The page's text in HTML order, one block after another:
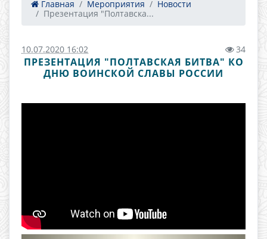
Главная Мероприятия
Новости
Презентация "Полтавска...
10.07.2020 16:02 34
ПРЕЗЕНТАЦИЯ "ПОЛТАВСКАЯ БИТВА" КО
ДНЮ ВОИНСКОЙ СЛАВЫ РОССИИ